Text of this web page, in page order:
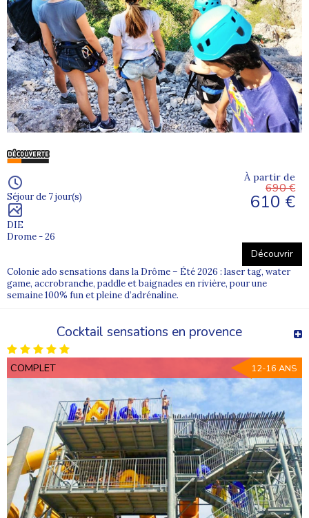
Séjour de 7 jour(s)
DIE
Drome - 26
À partir de
690 €
610 €
Découvrir
Colonie ado sensations dans la Drôme – Été 2026 : laser tag, water
game, accrobranche, paddle et baignades en rivière, pour une
semaine 100% fun et pleine d’adrénaline.
Cocktail sensations en provence
COMPLET 12-16 ANS